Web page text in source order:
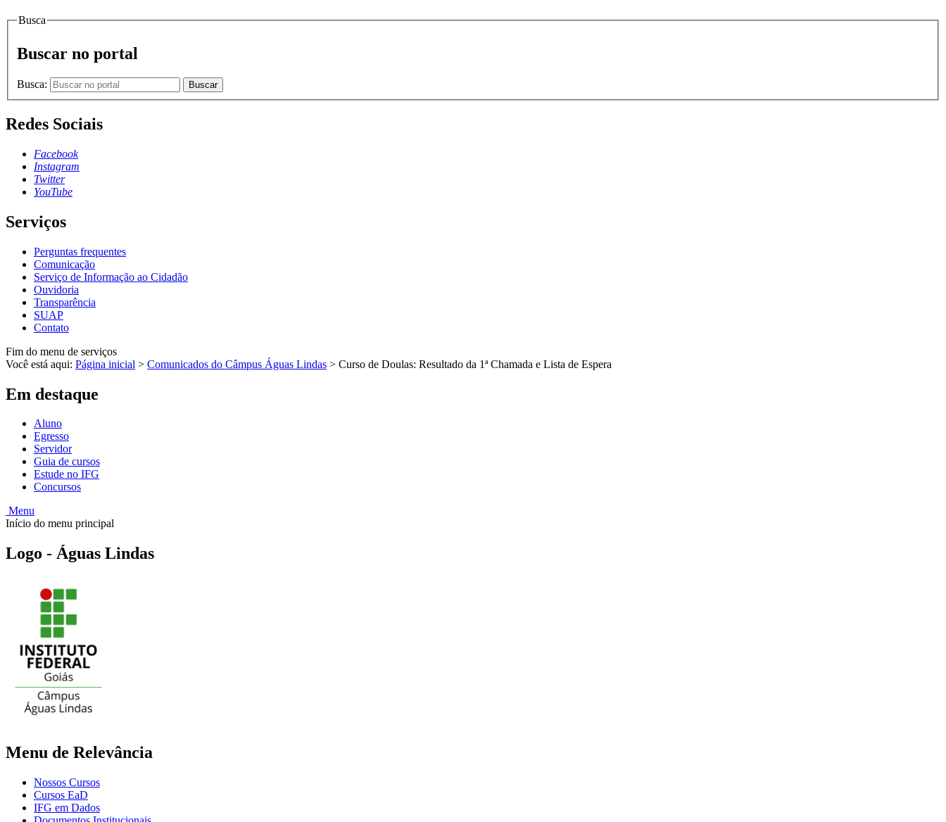
Busca
Buscar no portal
Busca: Buscar
Redes Sociais
Facebook
Instagram
Twitter
YouTube
Serviços
Perguntas frequentes
Comunicação
Serviço de Informação ao Cidadão
Ouvidoria
Transparência
SUAP
Contato
Fim do menu de serviços
Você está aqui: Página inicial > Comunicados do Câmpus Águas Lindas > Curso de Doulas: Resultado da 1ª Chamada e Lista de Espera
Em destaque
Aluno
Egresso
Servidor
Guia de cursos
Estude no IFG
Concursos
Menu
Início do menu principal
Logo - Águas Lindas
Menu de Relevância
Nossos Cursos
Cursos EaD
IFG em Dados